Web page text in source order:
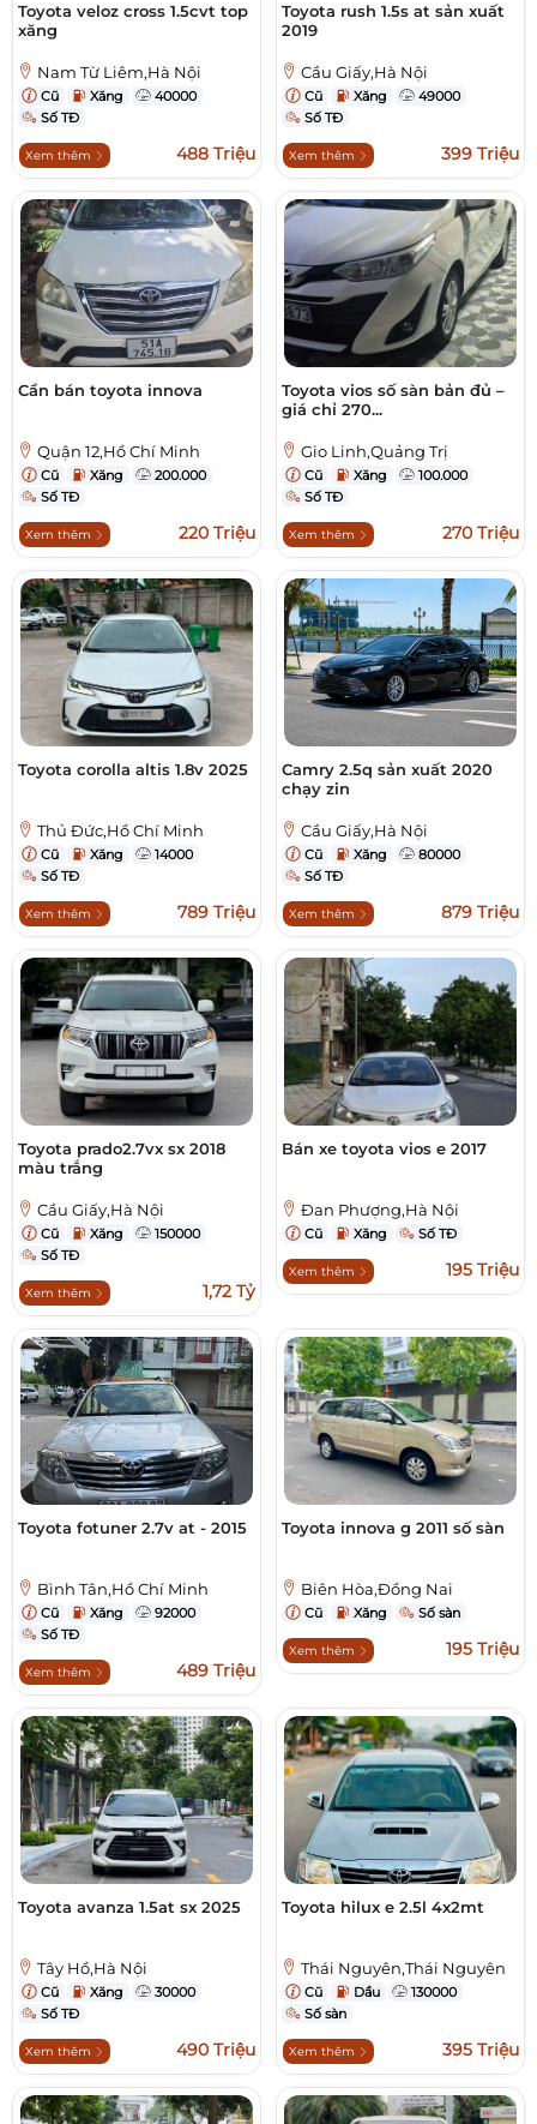
Toyota veloz cross 1.5cvt top
xăng
Nam Từ Liêm,Hà Nội
Cũ Xăng
40000
Số TĐ
Xem thêm 488 Triệu
Toyota rush 1.5s at sản xuất
2019
Cầu Giấy,Hà Nội
Cũ Xăng
49000
Số TĐ
Xem thêm 399 Triệu
Cần bán toyota innova
Quận 12,Hồ Chí Minh
Cũ Xăng
200.000
Số TĐ
Xem thêm 220 Triệu
Toyota vios số sàn bản đủ –
giá chỉ 270...
Gio Linh,Quảng Trị
Cũ Xăng
100.000
Số TĐ
Xem thêm 270 Triệu
Toyota corolla altis 1.8v 2025
Thủ Đức,Hồ Chí Minh
Cũ Xăng
14000
Số TĐ
Xem thêm 789 Triệu
Camry 2.5q sản xuất 2020
chạy zin
Cầu Giấy,Hà Nội
Cũ Xăng
80000
Số TĐ
Xem thêm 879 Triệu
Toyota prado2.7vx sx 2018
màu trắng
Cầu Giấy,Hà Nội
Cũ Xăng
150000
Số TĐ
Xem thêm 1,72 Tỷ
Bán xe toyota vios e 2017
Đan Phượng,Hà Nội
Cũ Xăng Số TĐ
Xem thêm 195 Triệu
Toyota fotuner 2.7v at - 2015
Bình Tân,Hồ Chí Minh
Cũ Xăng
92000
Số TĐ
Xem thêm 489 Triệu
Toyota innova g 2011 số sàn
Biên Hòa,Đồng Nai
Cũ Xăng Số sàn
Xem thêm 195 Triệu
Toyota avanza 1.5at sx 2025
Tây Hồ,Hà Nội
Cũ Xăng
30000
Số TĐ
Xem thêm 490 Triệu
Toyota hilux e 2.5l 4x2mt
Thái Nguyên,Thái Nguyên
Cũ Dầu
130000
Số sàn
Xem thêm 395 Triệu